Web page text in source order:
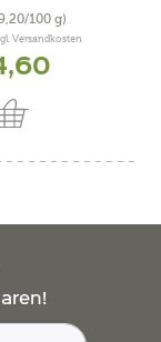
100 g)
Versandkosten